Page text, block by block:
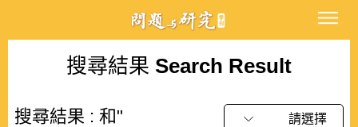
搜尋結果 Search Result
搜尋結果 : 和"
請選擇